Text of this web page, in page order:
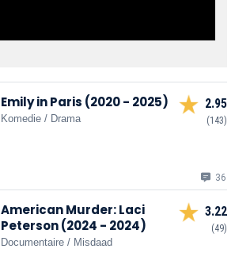
Emily in Paris (2020 - 2025)
Komedie / Drama
2.95
(143)
36
American Murder: Laci
Peterson (2024 - 2024)
Documentaire / Misdaad
3.22
(49)